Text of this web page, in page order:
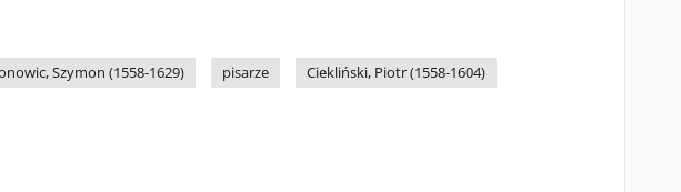
Szymon (1558-1629) pisarze Ciekliński, Piotr (1558-1604)